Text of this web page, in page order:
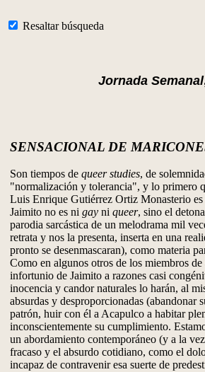
Resaltar búsqueda
Jornada Semanal
SENSACIONAL DE
Son tiempos de queer studies, de
"normalización y tolerancia", y lo primero
Luis Enrique Gutiérrez Ortiz Monasterio
Jaimito no es ni gay ni queer, sino el
parodia sarcástica de un melodrama mil
retrata y nos la presenta, inserta en una
pronto se desenmascaran), como materia
Como en algunos otros de los miembros
infortunio de Jaimito a razones casi
inocencia y candor naturales lo harán, al
absurdas y desproporcionadas (abandonar
patrón, huir con él a Acapulco a habitar
inconscientemente su cumplimiento.
un abordamiento contemporáneo (y a la
fracaso y el absurdo cotidiano, como el
incapaz de contravenir esa suerte de